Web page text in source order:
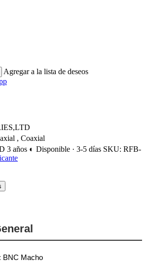
Agregar a la lista de deseos
, Coaxial
3 años ◐ Disponible · 3-5 días SKU: RFB-
BNC Macho